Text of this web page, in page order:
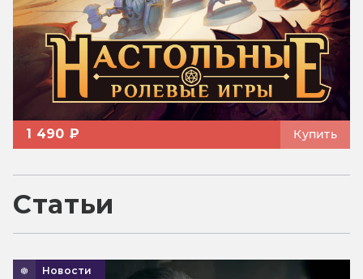
1 490 ₽ Купить
Статьи
Новости